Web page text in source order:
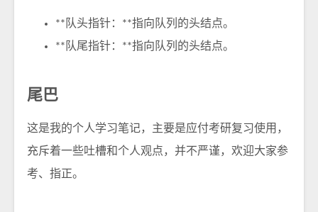
**队头指针：**指向队列的头结点。
**队尾指针：**指向队列的头结点。
尾巴
这是我的个人学习笔记，主要是应付考研复习使用，
充斥着一些吐槽和个人观点，并不严谨，欢迎大家参
考、指正。